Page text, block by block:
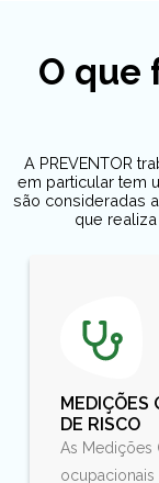
O que
A PREVENTOR
em particular tem
são consideradas
que
MEDIÇÕES
DE RISCO
As Medições